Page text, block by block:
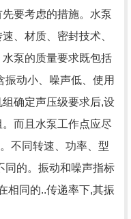
要考虑的措施。水泵
、材质、密封技术、
泵的质量要求既包括
动小、噪声低、使用
确定声压级要求后,设
而且水泵工作点应尽
不同转速、功率、型
同的。振动和噪声指标
相同的..传递率下,其振